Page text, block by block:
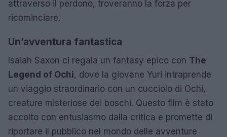
attraverso il perdono, troveranno la forza per
ricominciare.
Un’avventura fantastica
Isaiah Saxon ci regala un fantasy epico con The
Legend of Ochi, dove la giovane Yuri intraprende
un viaggio straordinario con un cucciolo di Ochi,
creature misteriose dei boschi. Questo film è stato
accolto con entusiasmo dalla critica e promette di
riportare il pubblico nel mondo delle avventure